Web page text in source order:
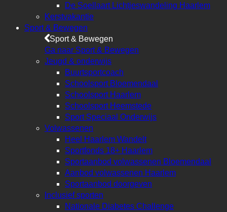
De Soellaart Lichtjeswandeling Haarlem
Kerstvakantie
Sport & Bewegen
Sport & Bewegen
Ga naar Sport & Bewegen
Jeugd & onderwijs
Buurtsportcoach
Schoolsport Bloemendaal
Schoolsport Haarlem
Schoolsport Heemstede
Sport Speciaal Onderwijs
Volwassenen
Heel Haarlem Wandelt
Sportfonds 18+ Haarlem
Sportaanbod volwassenen Bloemendaal
Aanbod volwassenen Haarlem
Sportaanbod doorgeven
Inclusief sporten
Nationale Diabetes Challenge